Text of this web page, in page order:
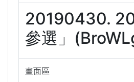
20190430.
參選」
畫面區